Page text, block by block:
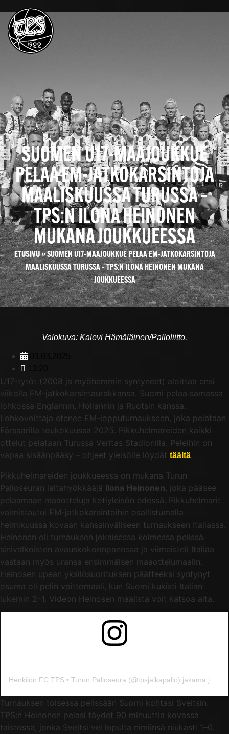
SUOMEN U17-MAAJOUKKUE
PELAA EM-JATKOKARSINTOJA
MAALISKUUSSA TURUSSA –
TPS:N ILONA HEINONEN
MUKANA JOUKKUEESSA
ETUSIVU»SUOMEN U17-MAAJOUKKUE PELAA EM-JATKOKARSINTOJA
MAALISKUUSSA TURUSSA – TPS:N ILONA HEINONEN MUKANA
JOUKKUEESSA
Valokuva: Kalevi Hämäläinen/Palloliitto.
U17-tytöt (2008 ja myöhemmin syntyneet) aloittaa ensi
viikolla EM-jatkokarsintaurakkansa. Suomi pelaa samassa
lohkossa Englannin, Hollannin ja Ruotsin kanssa.
Lohkovoittaja etenee EM-lopputurnaukseen, joka pelataan
Färsaarilla toukokuussa 2025. Pikkuhelmareiden kaikki
ottelut pelataan Turussa Veritas Stadionilla. Peleihin on
vapaa sisäänpääsy – ohjeet yleisölle löydät täältä.
Pikkuhelmareiden joukkueessa on mukana Turun
Palloseuran laitahyökkääjä Ilona Heinonen , joka pääsee
pelaamaan maaotteluja kotiyleisön edessä. Pikkuhelmarit
valmistautui EM-jatkokarsintoihin osallistumalla
helmikuussa kovaan kansainväliseen turnaukseen Italiassa.
Heinonen oli turnauksen jokaisessa kolmessa pelissä
sinivalkoisten avauskokoonpanossa ja viimeisteli Italiaa
vastaan myös uransa ensimmäisen maaottelumaalin.
Heinosen upean yksilösuorituksen päätteeksi syntynyt
osuma oli pelin voittomaali, kun Suomi kukisti Italian
lukemin 2–1. Videon Heinosen maalista voit katsoa alta.
Turnauksen toisessa pelissään Suomi kohtasi Sveitsin.
TPS:n Heinonen pelasi täydet 90 minuuttia kovassa
taistossa, jonka Sveitsi vei lopulta nimiinsä niukasti 1–0.